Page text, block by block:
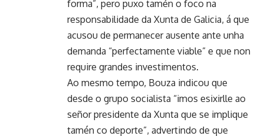
forma”, pero puxo tamén o foco na
responsabilidade da Xunta de Galicia, á que
acusou de permanecer ausente ante unha
demanda “perfectamente viable” e que non
require grandes investimentos.
Ao mesmo tempo, Bouza indicou que
desde o grupo socialista “imos esixirlle ao
señor presidente da Xunta que se implique
tamén co deporte”, advertindo de que